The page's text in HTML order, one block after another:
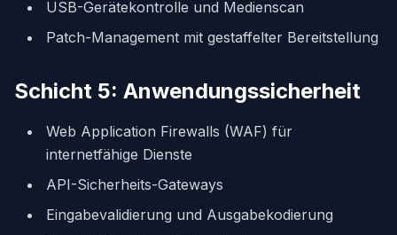
USB-Gerätekontrolle und Medienscan
Patch-Management mit gestaffelter Bereitstellung
Schicht 5: Anwendungssicherheit
Web Application Firewalls (WAF) für
internetfähige Dienste
API-Sicherheits-Gateways
Eingabevalidierung und Ausgabekodierung